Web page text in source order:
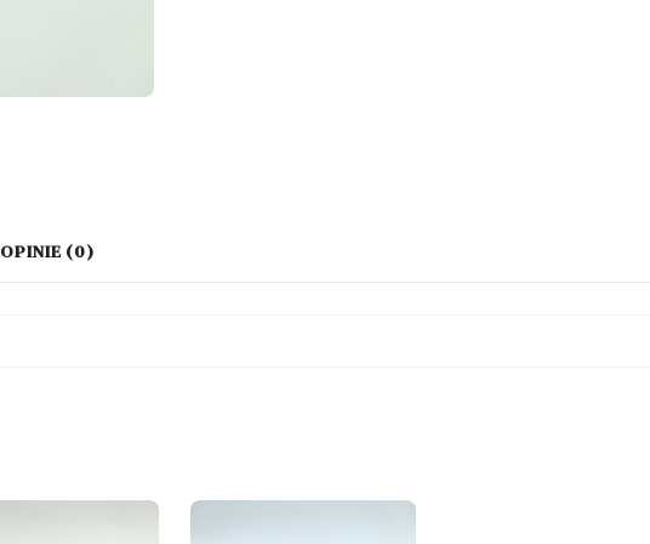
OPINIE (0)